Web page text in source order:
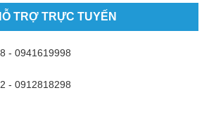
TRỢ TRỰC TUYẾN
- 0941619998
- 0912818298